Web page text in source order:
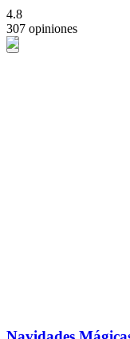
4.8
307 opiniones